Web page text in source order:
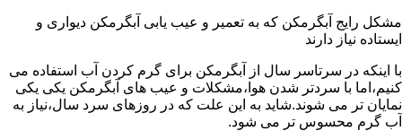
مشکل رایج آبگرمکن که به تعمیر و عیب یابی آبگرمکن دیواری و
ایستاده نیاز دارند
با اینکه در سرتاسر سال از آبگرمکن برای گرم کردن آب استفاده می
کنیم،اما با سردتر شدن هوا،مشکلات و عیب های آبگرمکن یکی یکی
نمایان تر می شوند.شاید به این علت که در روزهای سرد سال،نیاز به
آب گرم محسوس تر می شود.